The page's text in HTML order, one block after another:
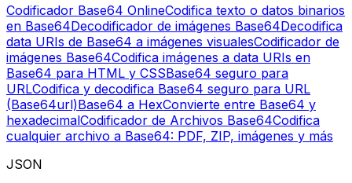
Codificador Base64 OnlineCodifica texto o datos binarios
en Base64Decodificador de imágenes Base64Decodifica
data URIs de Base64 a imágenes visualesCodificador de
imágenes Base64Codifica imágenes a data URIs en
Base64 para HTML y CSSBase64 seguro para
URLCodifica y decodifica Base64 seguro para URL
(Base64url)Base64 a HexConvierte entre Base64 y
hexadecimalCodificador de Archivos Base64Codifica
cualquier archivo a Base64: PDF, ZIP, imágenes y más
JSON